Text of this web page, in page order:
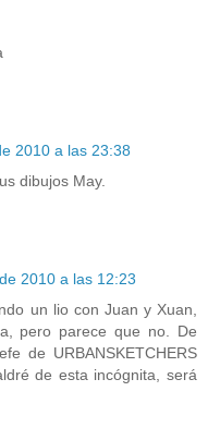
2010 a las 23:38
dibujos May.
2010 a las 12:23
un lio con Juan y Xuan,
pero parece que no. De
de URBANSKETCHERS
de esta incógnita, será